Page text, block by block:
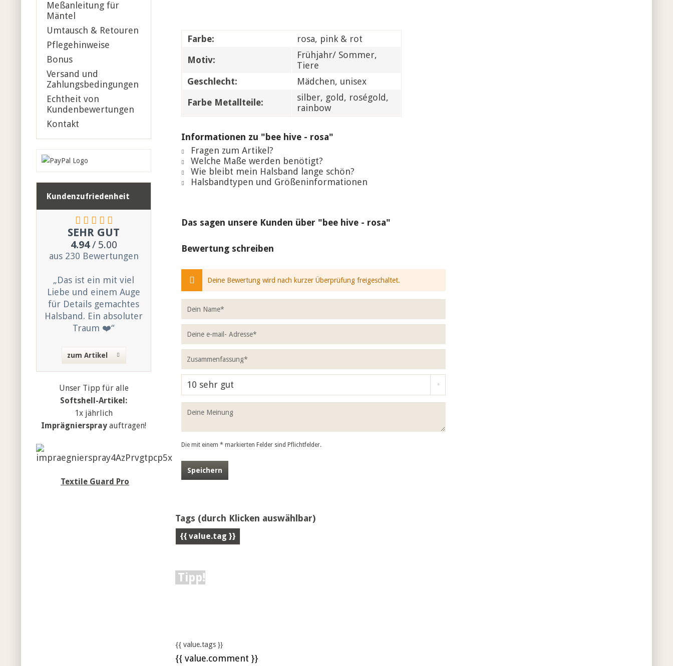
Meßanleitung für
Mäntel
Umtausch & Retouren
Pflegehinweise
Bonus
Versand und
Zahlungsbedingungen
Echtheit von
Kundenbewertungen
Kontakt
Kundenzufriedenheit
SEHR GUT
4.94/ 5.00
aus 230 Bewertungen
„Das ist ein mit viel
Liebe und einem Auge
für Details gemachtes
Halsband. Ein absoluter
Traum ❤️“
zum Artikel
Unser Tipp für alle
Softshell-Artikel:
1x jährlich
Imprägnierspray auftragen!
Textile Guard Pro
Farbe:
rosa, pink & rot
Motiv:
Frühjahr/ Sommer,
Tiere
Geschlecht:
Mädchen, unisex
Farbe Metallteile:
silber, gold, roségold,
rainbow
Informationen zu "bee hive - rosa"
Fragen zum Artikel?
Welche Maße werden benötigt?
Wie bleibt mein Halsband lange schön?
Halsbandtypen und Größeninformationen
Das sagen unsere Kunden über "bee hive - rosa"
Bewertung schreiben
Deine Bewertung wird nach kurzer Überprüfung freigeschaltet.
Die mit einem * markierten Felder sind Pflichtfelder.
Speichern
Tags (durch Klicken auswählbar)
{{ value.tag }}
Tipp!
{{ value.tags }}
{{ value.comment }}